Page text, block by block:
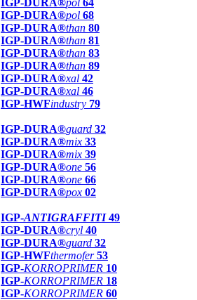
IGP-DURA®pol 64
IGP-DURA®pol 68
IGP-DURA®than 80
IGP-DURA®than 81
IGP-DURA®than 83
IGP-DURA®than 89
IGP-DURA®xal 42
IGP-DURA®xal 46
IGP-HWFindustry 79
IGP-DURA®guard 32
IGP-DURA®mix 33
IGP-DURA®mix 39
IGP-DURA®one 56
IGP-DURA®one 66
IGP-DURA®pox 02
IGP-ANTIGRAFFITI49
IGP-DURA®cryl 40
IGP-DURA®guard 32
IGP-HWFthermofer 53
IGP-KORROPRIMER 10
IGP-KORROPRIMER 18
IGP-KORROPRIMER 60